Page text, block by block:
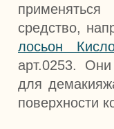
средство,
лосьон
арт.0253.
для
поверхности